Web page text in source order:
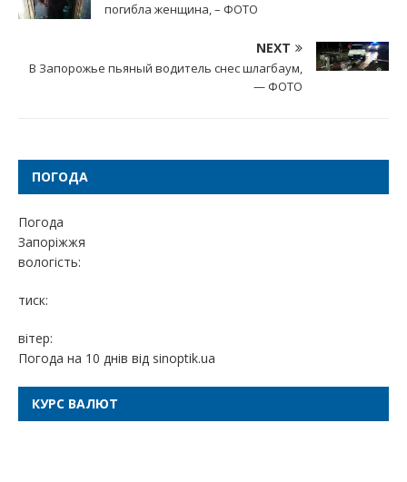
погибла женщина, – ФОТО
NEXT
В Запорожье пьяный водитель снес шлагбаум,
— ФОТО
ПОГОДА
Погода
Запоріжжя
вологість:
тиск:
вітер:
Погода на 10 днів від sinoptik.ua
КУРС ВАЛЮТ